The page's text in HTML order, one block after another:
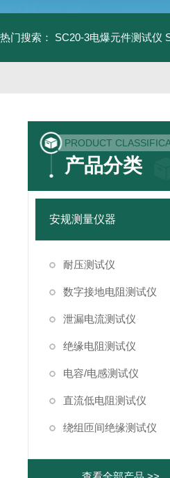
热门搜索： SC20-3电爆元件测试仪
PRODUCT
产品分类
安规测量仪器
耐压测试仪
数字接地电阻测试仪
泄漏电流测试仪
绝缘电阻测试仪
电容/电感测试仪
直流低电阻测试仪
绕组匝间绝缘测试仪